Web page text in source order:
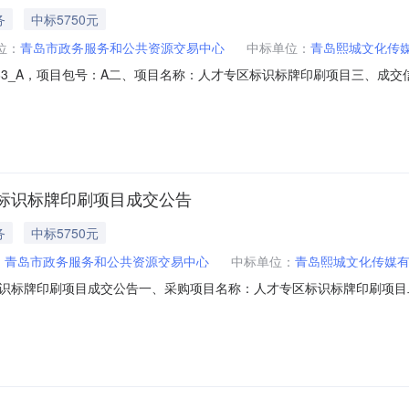
中标5750元
青岛市政务服务和公共资源交易中心 中标单位： 青岛熙城文化传
，项目包号：A二、项目名称：人才专区标识标牌印刷项目三、成
识标牌印刷项目成交公告
中标5750元
青岛市政务服务和公共资源交易中心 中标单位： 青岛熙城文化传媒
标牌印刷项目成交公告一、采购项目名称：人才专区标识标牌印刷项